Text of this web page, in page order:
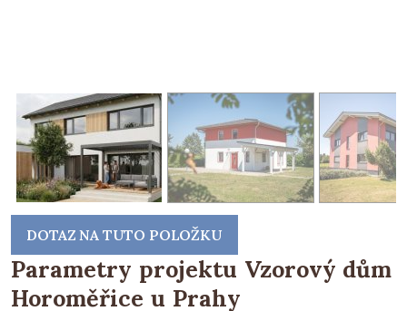
DOTAZ NA TUTO POLOŽKU
Parametry projektu Vzorový dům
Horoměřice u Prahy